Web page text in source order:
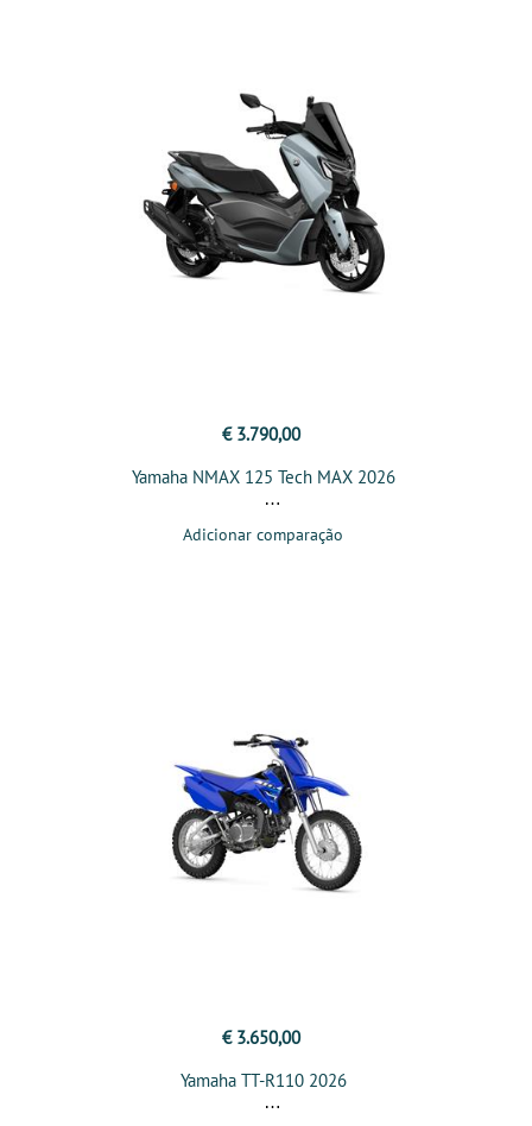
€ 3.790,00
Yamaha NMAX 125 Tech MAX 2026
Adicionar comparação
€ 3.650,00
Yamaha TT-R110 2026